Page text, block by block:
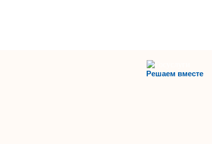
Решаем вместе